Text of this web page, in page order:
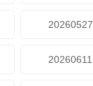
20260527
20260611